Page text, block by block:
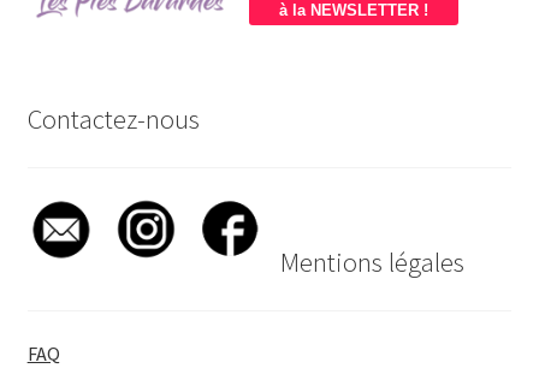
à la NEWSLETTER !
Contactez-nous
Mentions légales
FAQ